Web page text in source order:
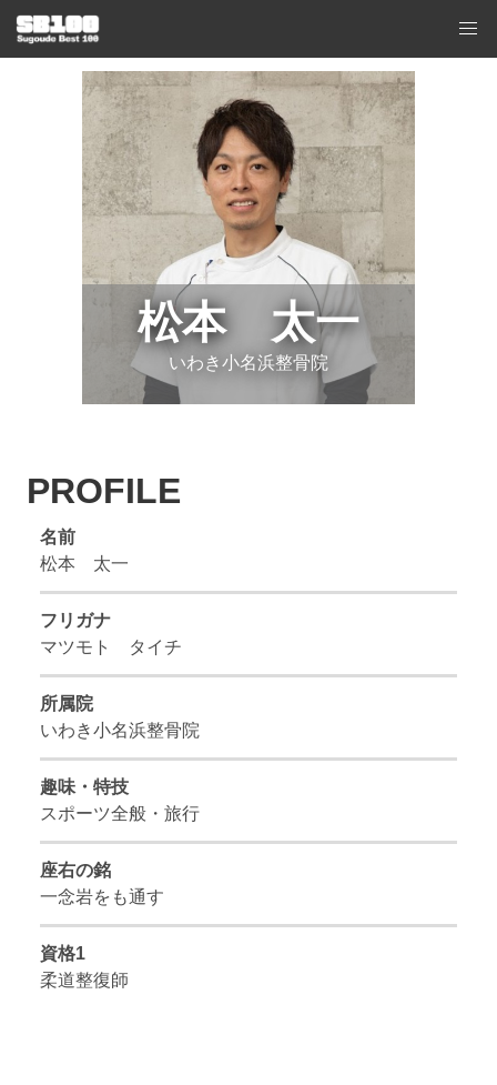
松本 太一
いわき小名浜整骨院
PROFILE
名前
松本 太一
フリガナ
マツモト タイチ
所属院
いわき小名浜整骨院
趣味・特技
スポーツ全般・旅行
座右の銘
一念岩をも通す
資格1
柔道整復師